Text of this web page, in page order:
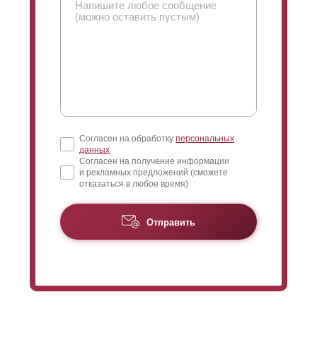
Согласен на обработку персональных
данных
Согласен на получение информации
и рекламных предложений (сможете
отказаться в любое время)
Отправить